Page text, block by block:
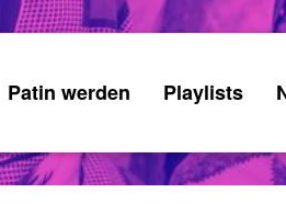
Patin werden Playlists